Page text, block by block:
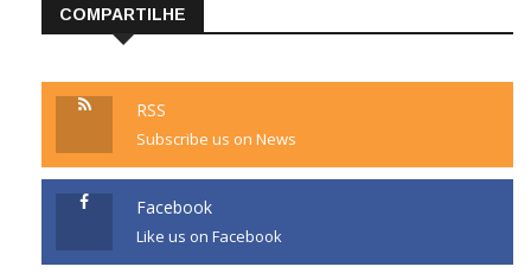
COMPARTILHE
RSS
Subscribe us on News
Facebook
Like us on Facebook